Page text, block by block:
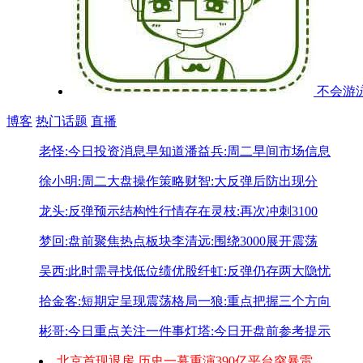
不会游
博客 热门话题 直播
老怪:今日投资消息早知道潘益兵:周二早间市场信息
徐小明:周二大盘操作策略财智:大反弹后防出现分
龙头:反弹预示结构性行情存在灵枝:再次冲刺3100
梦回:盘前聚焦热点板块李清远:围绕3000展开震荡
吴西:此时需寻找低位绩优股纤虹:反弹仍存两大隐忧
拾金客:短期定呈现震荡格局一狼:重点把握三个方向
彬哥:今日重点关注一件事灯塔:今日开盘前参考提示